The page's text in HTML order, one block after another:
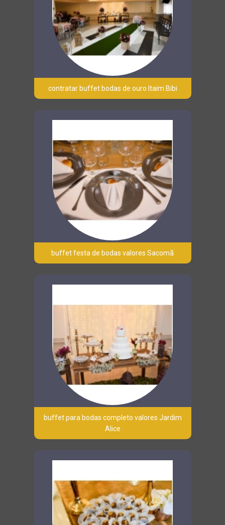
contratar buffet bodas de ouro Itaim Bibi
buffet festa de bodas valores Sacomã
buffet para bodas completo valores Jardim
Alice